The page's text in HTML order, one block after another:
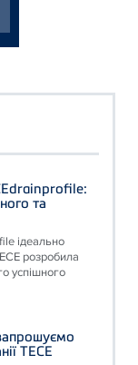
та
ідеально
розробила
успішного
ТЕСЕ